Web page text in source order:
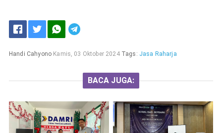
Handi Cahyono Kamis, 03 Oktober 2024 Tags: Jasa Raharja
BACA JUGA: